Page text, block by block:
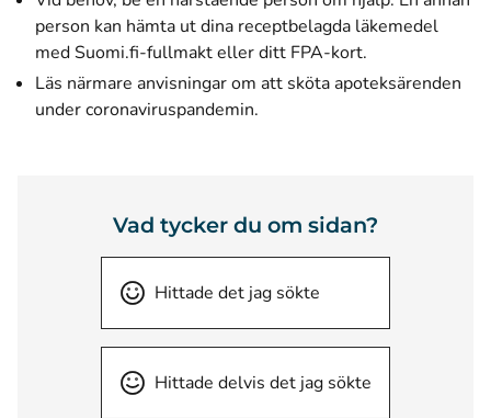
person kan hämta ut dina receptbelagda läkemedel
med Suomi.fi-fullmakt eller ditt FPA-kort.
Läs närmare anvisningar om att sköta apoteksärenden
under coronaviruspandemin.
Vad tycker du om sidan?
Hittade det jag sökte
Hittade delvis det jag sökte